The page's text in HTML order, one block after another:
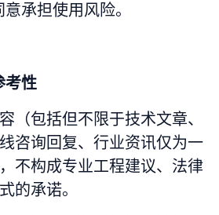
承担使用风险。
考性
（包括但不限于技术文章、
咨询回复、行业资讯仅为一
不构成专业工程建议、法律
的承诺。